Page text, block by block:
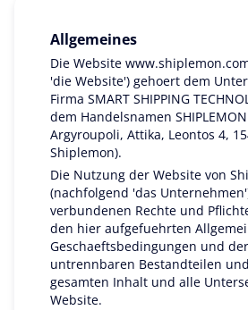
Allgemeines
Die Website
'die Website') gehoert dem
Firma SMART SHIPPING
dem Handelsnamen
Argyroupoli, Attika, Leontos 4,
Shiplemon).
Die Nutzung der Website von
(nachfolgend 'das
verbundenen Rechte und
den hier aufgefuehrten
Geschaeftsbedingungen und
untrennbaren Bestandteilen
gesamten Inhalt und alle
Website.